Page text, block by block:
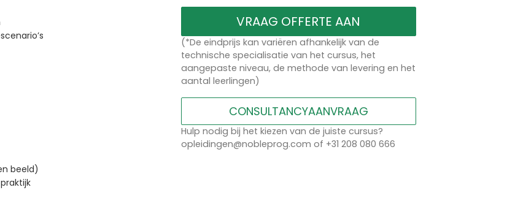
beeld)
VRAAG OFFERTE AAN
(*De eindprijs kan variëren afhankelijk van de
technische specialisatie van het cursus, het
aangepaste niveau, de methode van levering en het
aantal leerlingen)
CONSULTANCYAANVRAAG
Hulp nodig bij het kiezen van de juiste cursus?
opleidingen@nobleprog.com of +31 208 080 666